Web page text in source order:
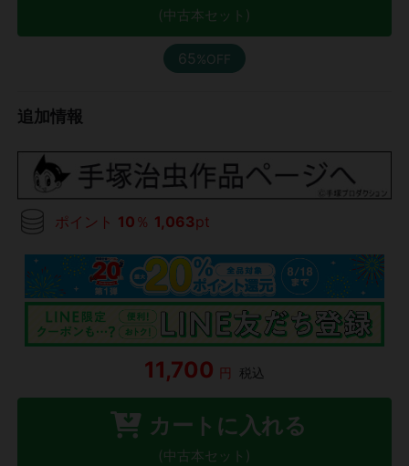
(中古本セット)
65%OFF
追加情報
ポイント 10 ％ 1,063pt
11,700 円 税込
カートに入れる
(中古本セット)